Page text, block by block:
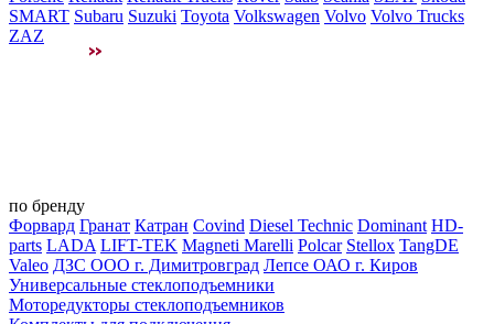
SMART Subaru Suzuki Toyota Volkswagen Volvo Volvo Trucks
ZAZ
по бренду
Форвард Гранат Катран Covind Diesel Technic Dominant HD-
parts LADA LIFT-TEK Magneti Marelli Polcar Stellox TangDE
Valeo ДЗС ООО г. Димитровград Лепсе ОАО г. Киров
Универсальные стеклоподъемники
Моторедукторы стеклоподъемников